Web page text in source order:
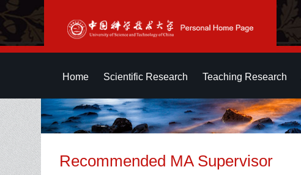
Home Scientific Research Teaching Research
Recommended MA Supervisor